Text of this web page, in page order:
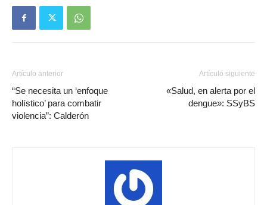
Artículo anterior
“Se necesita un ‘enfoque
holístico’ para combatir
violencia”: Calderón
Artículo siguiente
«Salud, en alerta por el
dengue»: SSyBS